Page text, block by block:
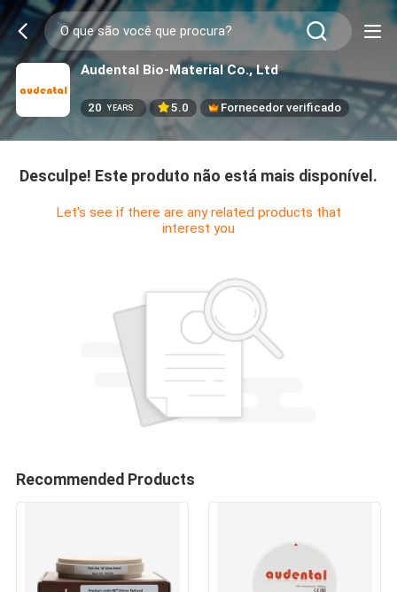
Audental Bio-Material Co., Ltd
20 YEARS 5.0 Fornecedor verificado
Desculpe! Este produto não está mais disponível.
Let's see if there are any related products that
interest you
Recommended Products